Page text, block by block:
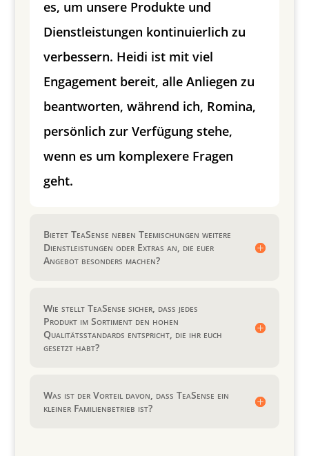
es, um unsere Produkte und
Dienstleistungen kontinuierlich zu
verbessern. Heidi ist mit viel
Engagement bereit, alle Anliegen zu
beantworten, während ich, Romina,
persönlich zur Verfügung stehe,
wenn es um komplexere Fragen
geht.
Bietet TeaSense neben Teemischungen weitere
Dienstleistungen oder Extras an, die euer
Angebot besonders machen?
Wie stellt TeaSense sicher, dass jedes
Produkt im Sortiment den hohen
Qualitätsstandards entspricht, die ihr euch
gesetzt habt?
Was ist der Vorteil davon, dass TeaSense ein
kleiner Familienbetrieb ist?